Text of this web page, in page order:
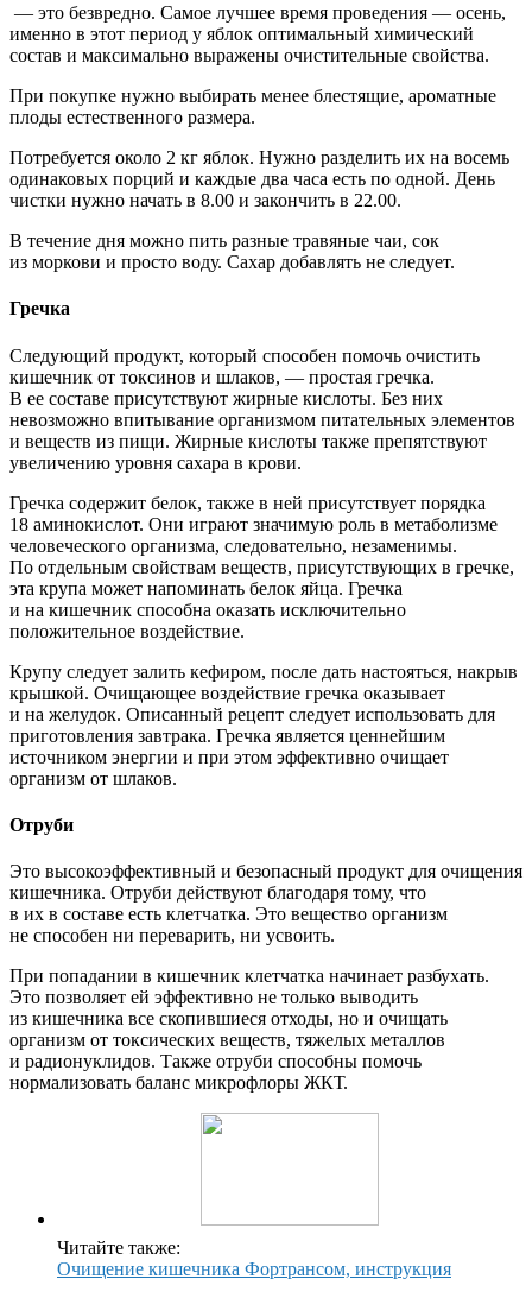
— это безвредно. Самое лучшее время проведения — осень,
именно в этот период у яблок оптимальный химический
состав и максимально выражены очистительные свойства.
При покупке нужно выбирать менее блестящие, ароматные
плоды естественного размера.
Потребуется около 2 кг яблок. Нужно разделить их на восемь
одинаковых порций и каждые два часа есть по одной. День
чистки нужно начать в 8.00 и закончить в 22.00.
В течение дня можно пить разные травяные чаи, сок
из моркови и просто воду. Сахар добавлять не следует.
Гречка
Следующий продукт, который способен помочь очистить
кишечник от токсинов и шлаков, — простая гречка.
В ее составе присутствуют жирные кислоты. Без них
невозможно впитывание организмом питательных элементов
и веществ из пищи. Жирные кислоты также препятствуют
увеличению уровня сахара в крови.
Гречка содержит белок, также в ней присутствует порядка
18 аминокислот. Они играют значимую роль в метаболизме
человеческого организма, следовательно, незаменимы.
По отдельным свойствам веществ, присутствующих в гречке,
эта крупа может напоминать белок яйца. Гречка
и на кишечник способна оказать исключительно
положительное воздействие.
Крупу следует залить кефиром, после дать настояться, накрыв
крышкой. Очищающее воздействие гречка оказывает
и на желудок. Описанный рецепт следует использовать для
приготовления завтрака. Гречка является ценнейшим
источником энергии и при этом эффективно очищает
организм от шлаков.
Отруби
Это высокоэффективный и безопасный продукт для очищения
кишечника. Отруби действуют благодаря тому, что
в их в составе есть клетчатка. Это вещество организм
не способен ни переварить, ни усвоить.
При попадании в кишечник клетчатка начинает разбухать.
Это позволяет ей эффективно не только выводить
из кишечника все скопившиеся отходы, но и очищать
организм от токсических веществ, тяжелых металлов
и радионуклидов. Также отруби способны помочь
нормализовать баланс микрофлоры ЖКТ.
Читайте также:
Очищение кишечника Фортрансом, инструкция